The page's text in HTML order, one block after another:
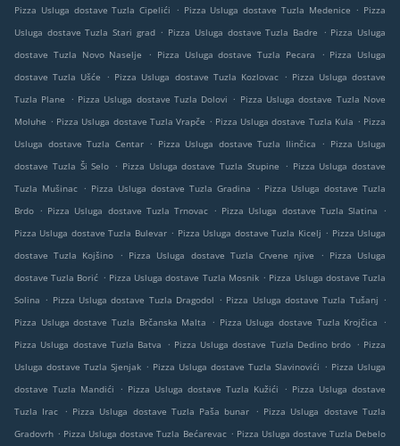
Pizza Usluga dostave Tuzla Cipelići . Pizza Usluga dostave Tuzla Medenice . Pizza
Usluga dostave Tuzla Stari grad . Pizza Usluga dostave Tuzla Badre . Pizza Usluga
dostave Tuzla Novo Naselje
. Pizza Usluga dostave Tuzla Pecara . Pizza Usluga
dostave Tuzla Ušće
. Pizza Usluga dostave Tuzla Kozlovac . Pizza Usluga dostave
Tuzla Plane
. Pizza Usluga dostave Tuzla Dolovi . Pizza Usluga dostave Tuzla Nove
Moluhe . Pizza Usluga dostave Tuzla Vrapče . Pizza Usluga dostave Tuzla Kula . Pizza
Usluga dostave Tuzla Centar
. Pizza Usluga dostave Tuzla Ilinčica . Pizza Usluga
dostave Tuzla Ši Selo . Pizza Usluga dostave Tuzla Stupine . Pizza Usluga dostave
Tuzla Mušinac . Pizza Usluga dostave Tuzla Gradina . Pizza Usluga dostave Tuzla
Brdo . Pizza Usluga dostave Tuzla Trnovac . Pizza Usluga dostave Tuzla Slatina
.
Pizza Usluga dostave Tuzla Bulevar . Pizza Usluga dostave Tuzla Kicelj . Pizza Usluga
dostave Tuzla Kojšino
. Pizza Usluga dostave Tuzla Crvene njive . Pizza Usluga
dostave Tuzla Borić . Pizza Usluga dostave Tuzla Mosnik . Pizza Usluga dostave Tuzla
Solina . Pizza Usluga dostave Tuzla Dragodol . Pizza Usluga dostave Tuzla Tušanj .
Pizza Usluga dostave Tuzla Brčanska Malta
. Pizza Usluga dostave Tuzla Krojčica
.
Pizza Usluga dostave Tuzla Batva
. Pizza Usluga dostave Tuzla Dedino brdo . Pizza
Usluga dostave Tuzla Sjenjak . Pizza Usluga dostave Tuzla Slavinovići . Pizza Usluga
dostave Tuzla Mandići
. Pizza Usluga dostave Tuzla Kužići . Pizza Usluga dostave
Tuzla Irac
. Pizza Usluga dostave Tuzla Paša bunar . Pizza Usluga dostave Tuzla
Gradovrh . Pizza Usluga dostave Tuzla Bećarevac . Pizza Usluga dostave Tuzla Debelo